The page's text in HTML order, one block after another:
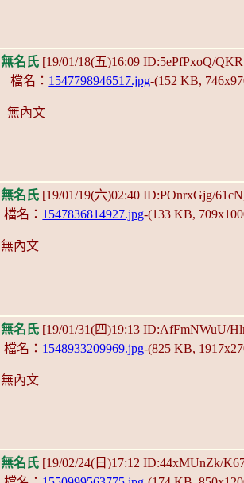
無名氏 [19/01/18(五)16:09 ID:5ePfPxoQ/
檔名： 1547798946517.jpg-(152 KB,
無內文
無名氏 [19/01/19(六)02:40 ID:POnrxGjg/
檔名： 1547836814927.jpg-(133 KB,
無內文
無名氏 [19/01/31(四)19:13 ID:AfFmNWuU/
檔名： 1548933209969.jpg-(825 KB,
無內文
無名氏 [19/02/24(日)17:12 ID:44xMUnZk/